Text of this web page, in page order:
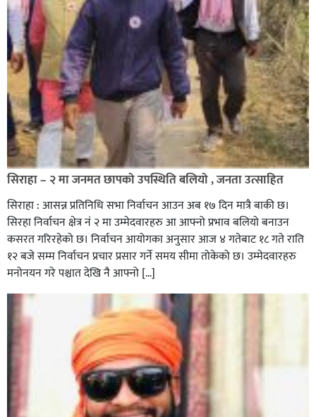
सिराहा – २ मा जनमत छापको उपस्थिति बलियो , जनता उत्साहित
सिराहा : आसन्न प्रतिनिधि सभा निर्वाचन आउन अब १७ दिन मात्रै बाकी छ।
सिरहा निर्वाचन क्षेत्र नं २ मा उम्मेदवारहरु आ आफ्नो प्रभाव बलियो बनाउन
कसरत गरिरहेको छ। निर्वाचन आयोगका अनुसार आज ४ गतेबाट १८ गते राति
१२ बजे सम्म निर्वाचन प्रचार प्रसार गर्ने समय सीमा तोकेको छ। उम्मेदवारहरु
मनोनयन गरे पश्चात देखि नै आफ्नो […]